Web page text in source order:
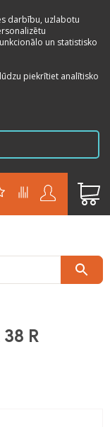
darbību, uzlabotu
un statistisko
piekrītiet analītisko
R